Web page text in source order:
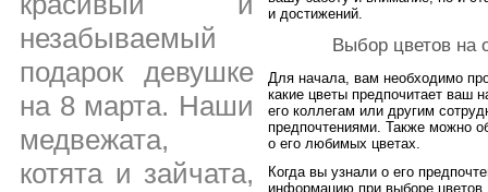
незабываемый
подарок девушке
на 8 марта. Наши
медвежата,
котята и зайчата,
и достижений.
Выбор цветов на
Для начала, вам необходимо
какие цветы предпочитает ваш
его коллегам или другим
предпочтениями. Также можно
о его любимых цветах.
Когда вы узнали о его
информацию при выборе цветов